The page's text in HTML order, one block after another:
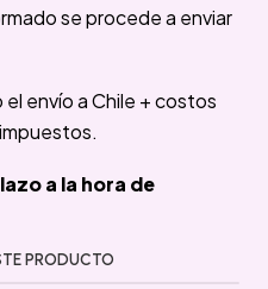
se procede a enviar
envío a Chile + costos
a la hora de
PRODUCTO